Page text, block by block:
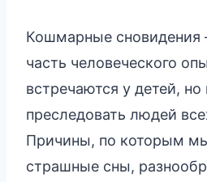
Кошмарные сновидения
часть человеческого
встречаются у детей, но
преследовать людей
Причины, по которым
страшные сны,